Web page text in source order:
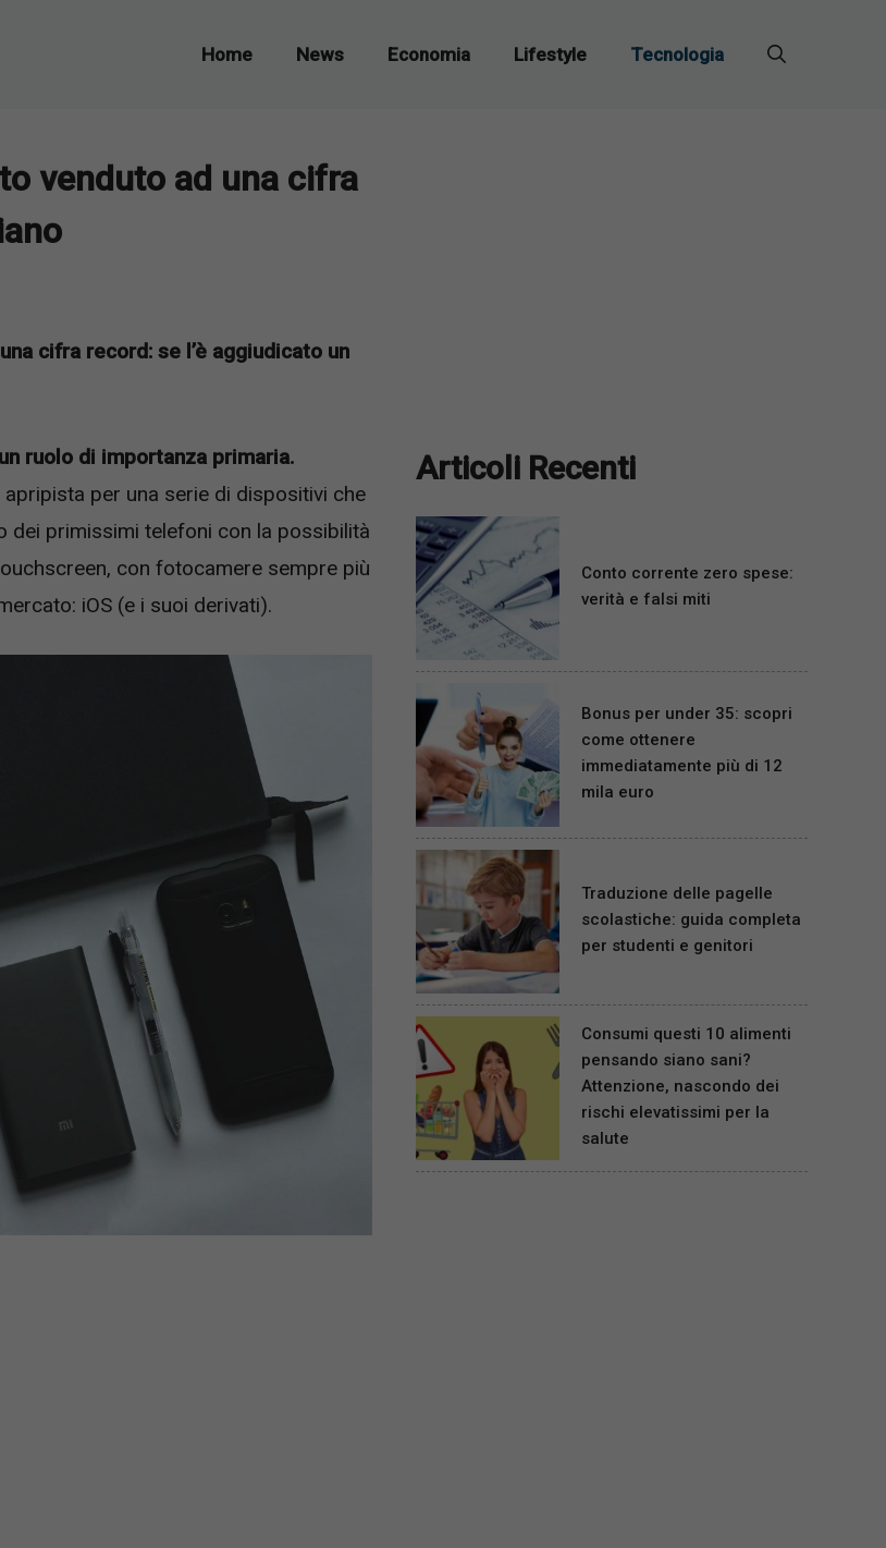
Home News Economia Lifestyle Tecnologia
venduto ad una cifra
cifra record: se l’è aggiudicato un
ruolo di importanza primaria.
per una serie di dispositivi che
dei primissimi telefoni con la possibilità
con fotocamere sempre più
iOS (e i suoi derivati).
Articoli Recenti
Conto corrente zero spese:
verità e falsi miti
Bonus per under 35: scopri
come ottenere
immediatamente più di 12
mila euro
Traduzione delle pagelle
scolastiche: guida completa
per studenti e genitori
Consumi questi 10 alimenti
pensando siano sani?
Attenzione, nascondo dei
rischi elevatissimi per la
salute